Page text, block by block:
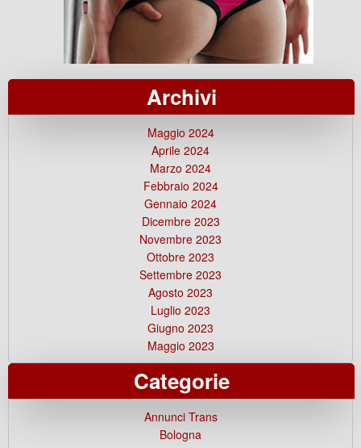
Archivi
Maggio 2024
Aprile 2024
Marzo 2024
Febbraio 2024
Gennaio 2024
Dicembre 2023
Novembre 2023
Ottobre 2023
Settembre 2023
Agosto 2023
Luglio 2023
Giugno 2023
Maggio 2023
Categorie
Annunci Trans
Bologna